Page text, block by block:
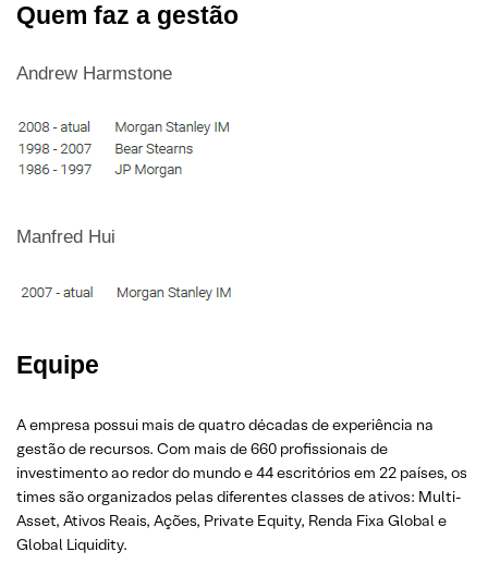
Quem faz a gestão
Andrew Harmstone
Manfred Hui
Equipe
A empresa possui mais de quatro décadas de experiência na
gestão de recursos. Com mais de 660 profissionais de
investimento ao redor do mundo e 44 escritórios em 22 países, os
times são organizados pelas diferentes classes de ativos: Multi-
Asset, Ativos Reais, Ações, Private Equity, Renda Fixa Global e
Global Liquidity.